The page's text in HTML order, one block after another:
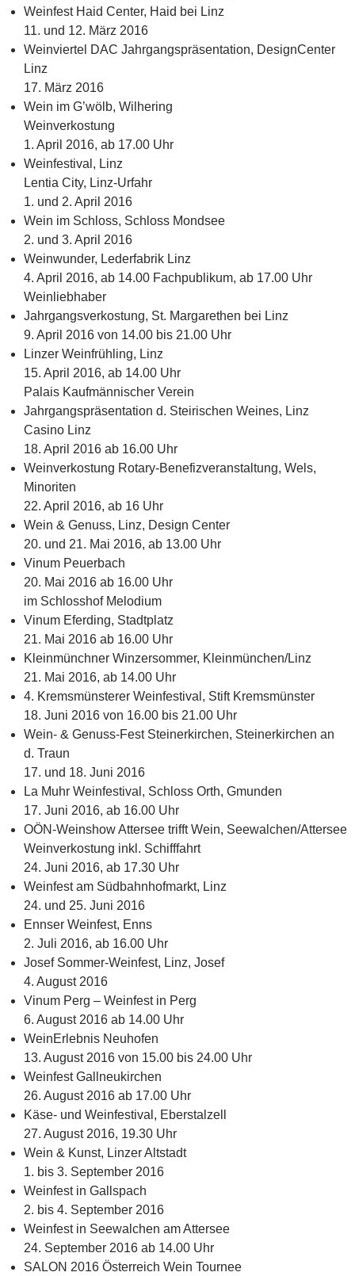
Weinfest Haid Center, Haid bei Linz
11. und 12. März 2016
Weinviertel DAC Jahrgangspräsentation, DesignCenter
Linz
17. März 2016
Wein im G’wölb, Wilhering
Weinverkostung
1. April 2016, ab 17.00 Uhr
Weinfestival, Linz
Lentia City, Linz-Urfahr
1. und 2. April 2016
Wein im Schloss, Schloss Mondsee
2. und 3. April 2016
Weinwunder, Lederfabrik Linz
4. April 2016, ab 14.00 Fachpublikum, ab 17.00 Uhr
Weinliebhaber
Jahrgangsverkostung, St. Margarethen bei Linz
9. April 2016 von 14.00 bis 21.00 Uhr
Linzer Weinfrühling, Linz
15. April 2016, ab 14.00 Uhr
Palais Kaufmännischer Verein
Jahrgangspräsentation d. Steirischen Weines, Linz
Casino Linz
18. April 2016 ab 16.00 Uhr
Weinverkostung Rotary-Benefizveranstaltung, Wels,
Minoriten
22. April 2016, ab 16 Uhr
Wein & Genuss, Linz, Design Center
20. und 21. Mai 2016, ab 13.00 Uhr
Vinum Peuerbach
20. Mai 2016 ab 16.00 Uhr
im Schlosshof Melodium
Vinum Eferding, Stadtplatz
21. Mai 2016 ab 16.00 Uhr
Kleinmünchner Winzersommer, Kleinmünchen/Linz
21. Mai 2016, ab 14.00 Uhr
4. Kremsmünsterer Weinfestival, Stift Kremsmünster
18. Juni 2016 von 16.00 bis 21.00 Uhr
Wein- & Genuss-Fest Steinerkirchen, Steinerkirchen an
d. Traun
17. und 18. Juni 2016
La Muhr Weinfestival, Schloss Orth, Gmunden
17. Juni 2016, ab 16.00 Uhr
OÖN-Weinshow Attersee trifft Wein, Seewalchen/Attersee
Weinverkostung inkl. Schifffahrt
24. Juni 2016, ab 17.30 Uhr
Weinfest am Südbahnhofmarkt, Linz
24. und 25. Juni 2016
Ennser Weinfest, Enns
2. Juli 2016, ab 16.00 Uhr
Josef Sommer-Weinfest, Linz, Josef
4. August 2016
Vinum Perg – Weinfest in Perg
6. August 2016 ab 14.00 Uhr
WeinErlebnis Neuhofen
13. August 2016 von 15.00 bis 24.00 Uhr
Weinfest Gallneukirchen
26. August 2016 ab 17.00 Uhr
Käse- und Weinfestival, Eberstalzell
27. August 2016, 19.30 Uhr
Wein & Kunst, Linzer Altstadt
1. bis 3. September 2016
Weinfest in Gallspach
2. bis 4. September 2016
Weinfest in Seewalchen am Attersee
24. September 2016 ab 14.00 Uhr
SALON 2016 Österreich Wein Tournee